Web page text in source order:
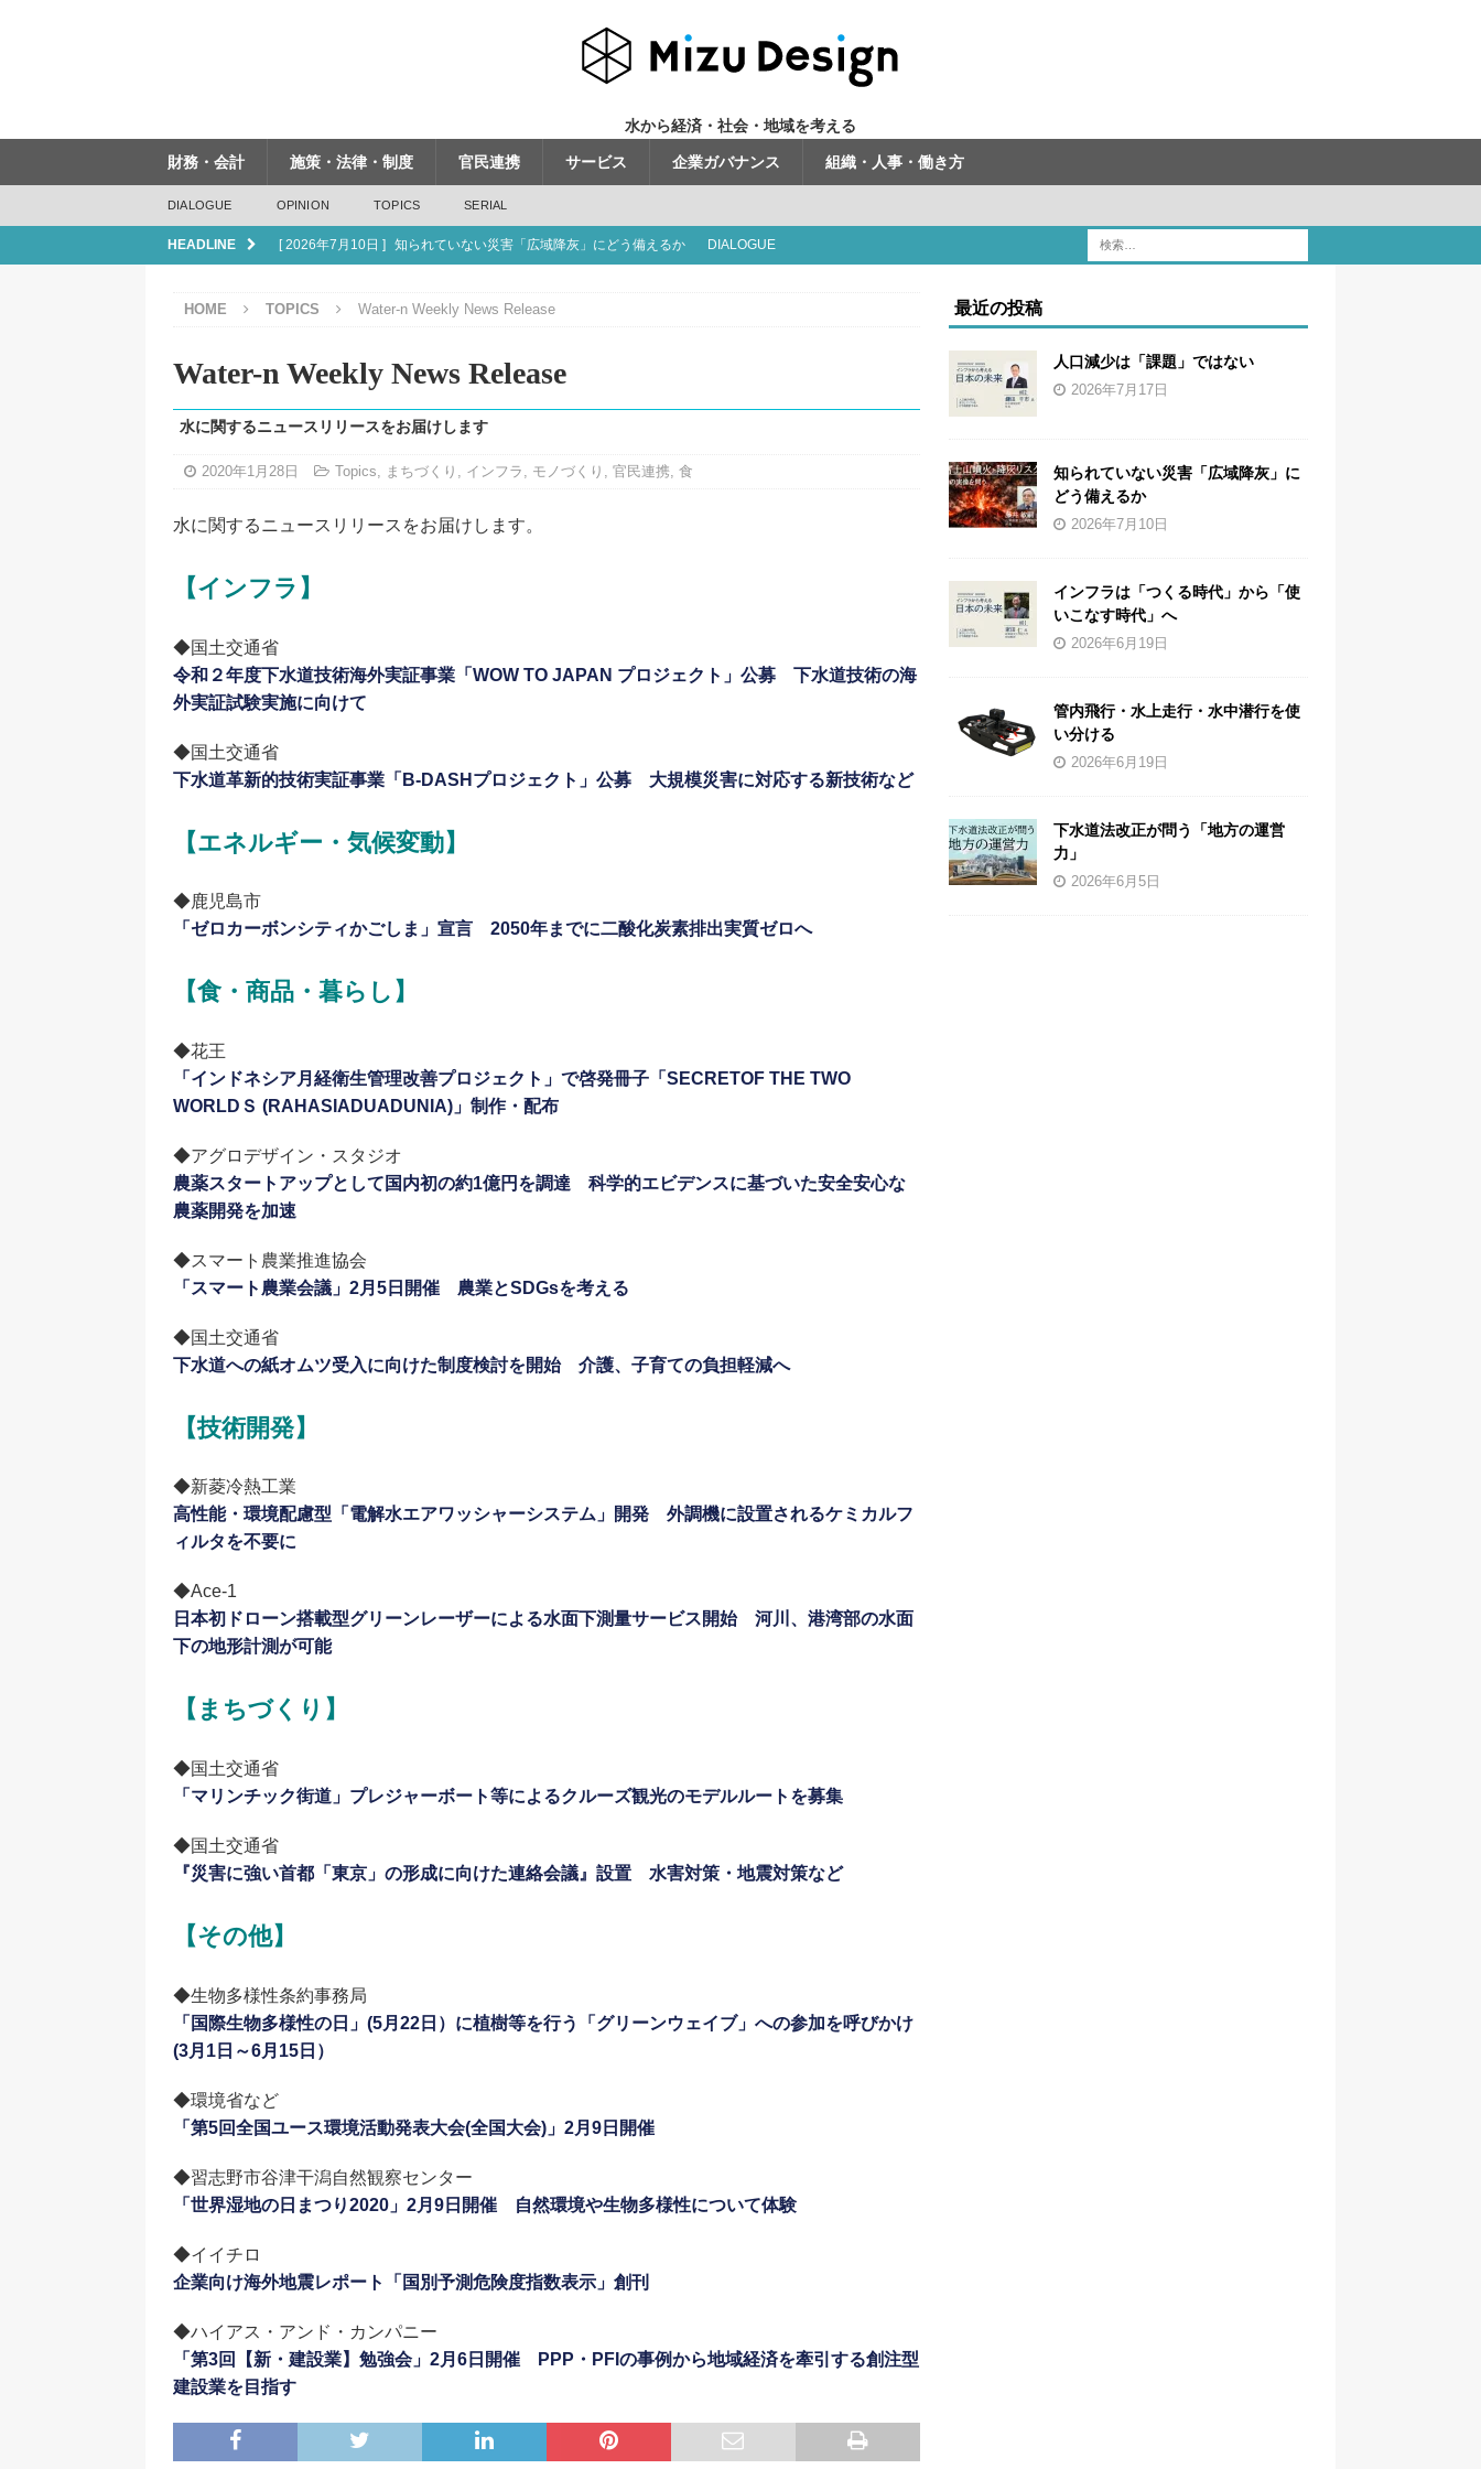
水から経済・社会・地域を考える
財務・会計 施策・法律・制度 官民連携 サービス 企業ガバナンス 組織・人事・働き方
DIALOGUE OPINION TOPICS SERIAL
HEADLINE [ 2026年7月10日 ] 知られていない災害「広域降灰」にどう備えるか DIALOGUE
管内飛行・水上走行・水中潜行を使い分ける
[ 2026年7月17日 ]
HOME TOPICS Water-n Weekly News Release
Water-n Weekly News Release
水に関するニュースリリースをお届けします
2020年1月28日 Topics, まちづくり , インフラ , モノづくり , 官民連携, 食
水に関するニュースリリースをお届けします。
【インフラ】
◆国土交通省
令和２年度下水道技術海外実証事業「WOW TO JAPAN プロジェクト」公募 下水道技術の海
外実証試験実施に向けて
◆国土交通省
下水道革新的技術実証事業「B-DASHプロジェクト」公募 大規模災害に対応する新技術など
【エネルギー・気候変動】
◆鹿児島市
「ゼロカーボンシティかごしま」宣言 2050年までに二酸化炭素排出実質ゼロへ
【食・商品・暮らし】
◆花王
「インドネシア月経衛生管理改善プロジェクト」で啓発冊子「SECRETOF THE TWO
WORLDＳ (RAHASIADUADUNIA)」制作・配布
◆アグロデザイン・スタジオ
農薬スタートアップとして国内初の約1億円を調達 科学的エビデンスに基づいた安全安心な
農薬開発を加速
◆スマート農業推進協会
「スマート農業会議」2月5日開催 農業とSDGsを考える
◆国土交通省
下水道への紙オムツ受入に向けた制度検討を開始 介護、子育ての負担軽減へ
【技術開発】
◆新菱冷熱工業
高性能・環境配慮型「電解水エアワッシャーシステム」開発 外調機に設置されるケミカルフ
ィルタを不要に
◆Ace-1
日本初ドローン搭載型グリーンレーザーによる水面下測量サービス開始 河川、港湾部の水面
下の地形計測が可能
【まちづくり】
◆国土交通省
「マリンチック街道」プレジャーボート等によるクルーズ観光のモデルルートを募集
◆国土交通省
『災害に強い首都「東京」の形成に向けた連絡会議』設置 水害対策・地震対策など
【その他】
◆生物多様性条約事務局
「国際生物多様性の日」(5月22日）に植樹等を行う「グリーンウェイブ」への参加を呼びかけ
(3月1日～6月15日）
◆環境省など
「第5回全国ユース環境活動発表大会(全国大会)」2月9日開催
◆習志野市谷津干潟自然観察センター
「世界湿地の日まつり2020」2月9日開催 自然環境や生物多様性について体験
◆イイチロ
企業向け海外地震レポート「国別予測危険度指数表示」創刊
◆ハイアス・アンド・カンパニー
「第3回【新・建設業】勉強会」2月6日開催 PPP・PFIの事例から地域経済を牽引する創注型
建設業を目指す
最近の投稿
人口減少は「課題」ではない
2026年7月17日
知られていない災害「広域降灰」に
どう備えるか
2026年7月10日
インフラは「つくる時代」から「使
いこなす時代」へ
2026年6月19日
管内飛行・水上走行・水中潜行を使
い分ける
2026年6月19日
下水道法改正が問う「地方の運営
力」
2026年6月5日